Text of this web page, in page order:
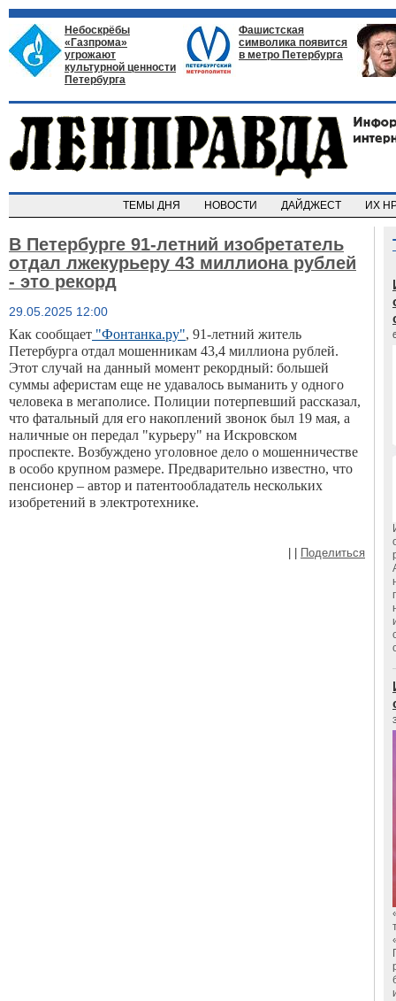
Небоскрёбы
«Газпрома»
угрожают
культурной ценности
Петербурга
Фашистская
символика появится
в метро Петербурга
ТЕМЫ ДНЯ НОВОСТИ ДАЙДЖЕСТ ИХ
В Петербурге 91-летний изобретатель
отдал лжекурьеру 43 миллиона рублей
- это рекорд
29.05.2025 12:00
Как сообщает "Фонтанка.ру", 91-летний житель
Петербурга отдал мошенникам 43,4 миллиона рублей.
Этот случай на данный момент рекордный: большей
суммы аферистам еще не удавалось выманить у одного
человека в мегаполисе. Полиции потерпевший рассказал,
что фатальный для его накоплений звонок был 19 мая, а
наличные он передал "курьеру" на Искровском
проспекте. Возбуждено уголовное дело о мошенничестве
в особо крупном размере. Предварительно известно, что
пенсионер – автор и патентообладатель нескольких
изобретений в электротехнике.
Поделиться